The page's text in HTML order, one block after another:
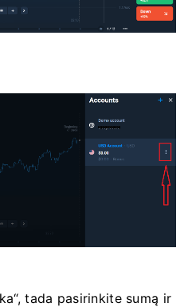
tada pasirinkite sumą ir